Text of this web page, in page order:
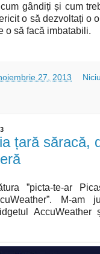
gândiți și cum
o să dezvoltați o
o să facă imbatabili.
27, 2013
țară săracă,
”picta-te-ar
M-